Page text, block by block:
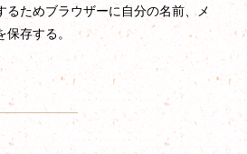
るためブラウザーに自分の名前、メ
存する。